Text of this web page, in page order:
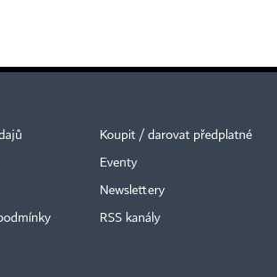
Koupit / darovat předplatné
Eventy
Newslettery
RSS kanály